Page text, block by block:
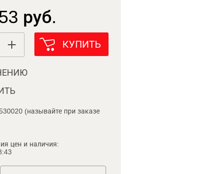
руб.
КУПИТЬ
(называйте при заказе
цен и наличия: